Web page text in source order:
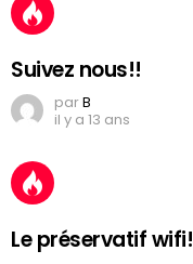
Suivez nous!!
parB
il y a 13 ans
Le préservatif wifi!